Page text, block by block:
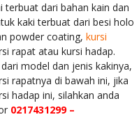
dari bahan kain dan
kaki terbuat dari besi holo
powder coating, kursi
rapat atau kursi hadap.
model dan jenis kakinya,
rapatnya di bawah ini, jika
hadap ini, silahkan anda
0217431299 –